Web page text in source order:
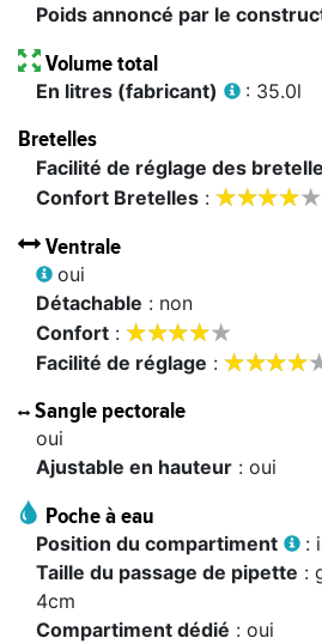
Poids annoncé par le
Volume total
En litres (fabricant) : 35.0l
Bretelles
Facilité de réglage des
Confort Bretelles : 

Ventrale
oui
Détachable : non
confort : 

Facilité de réglage : 

Sangle pectorale
oui
Ajustable en hauteur : oui
Poche à eau
Position du compartiment
:
Taille du passage de pipette :
4cm
Compartiment dédié : oui